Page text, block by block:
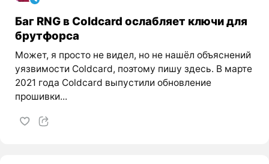
Баг RNG в Coldcard ослабляет ключи для
брутфорса
Может, я просто не видел, но не нашёл объяснений
уязвимости Coldcard, поэтому пишу здесь. В марте
2021 года Coldcard выпустили обновление
прошивки...